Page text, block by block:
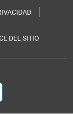
DEL SITIO